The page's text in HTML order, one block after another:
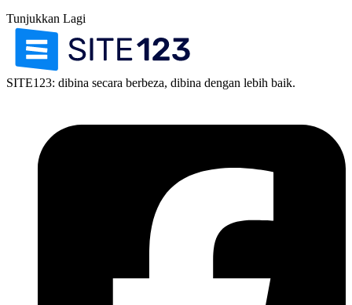
Tunjukkan Lagi
SITE123: dibina secara berbeza, dibina dengan lebih baik.